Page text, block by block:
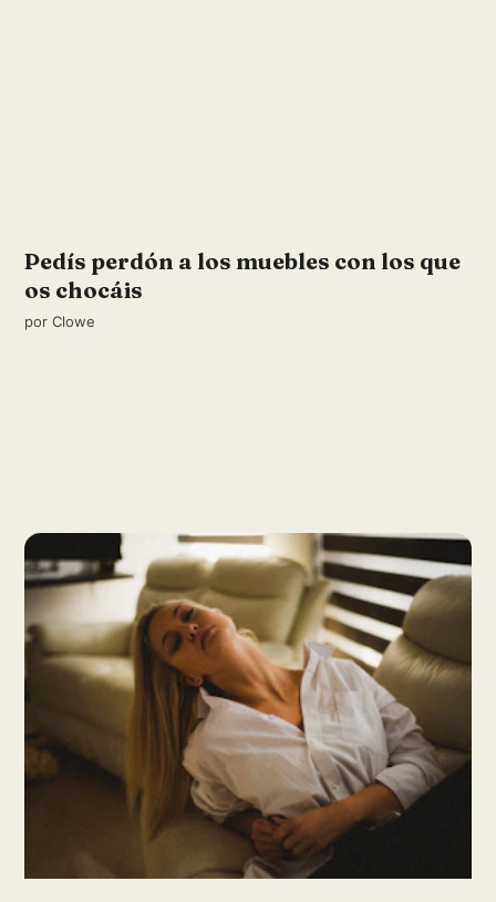
Pedís perdón a los muebles con los que
os chocáis
porClowe